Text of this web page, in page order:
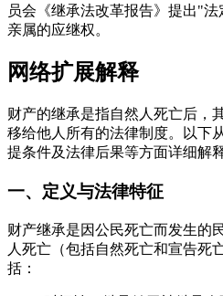
员会《继承法改革报告》提出"
亲属的应继权。
网络扩展解释
财产的继承是指自然人死亡后，
移给他人所有的法律制度。以下
提条件及法律后果等方面详细解
一、定义与法律特征
财产继承是因公民死亡而发生的
人死亡（包括自然死亡和宣告死
括：